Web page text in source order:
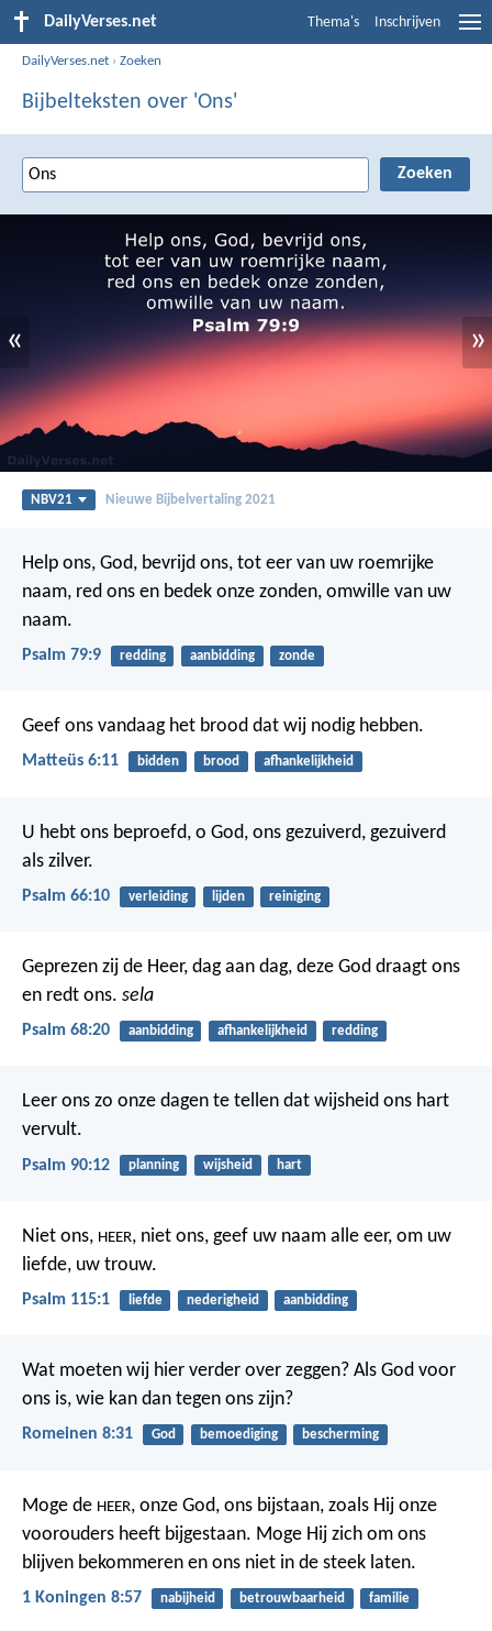
DailyVerses.net Thema's Inschrijven
DailyVerses.net ›Zoeken
Bijbelteksten over 'Ons'
« »
NBV21 Nieuwe Bijbelvertaling 2021
Help ons, God, bevrijd ons, tot eer van uw roemrijke
naam, red ons en bedek onze zonden, omwille van uw
naam.
Psalm 79:9 redding aanbidding zonde
Geef ons vandaag het brood dat wij nodig hebben.
Matteüs 6:11 bidden brood afhankelijkheid
U hebt ons beproefd, o God, ons gezuiverd, gezuiverd
als zilver.
Psalm 66:10 verleiding lijden reiniging
Geprezen zij de Heer, dag aan dag, deze God draagt ons
en redt ons. sela
Psalm 68:20 aanbidding afhankelijkheid redding
Leer ons zo onze dagen te tellen dat wijsheid ons hart
vervult.
Psalm 90:12 planning wijsheid hart
Niet ons, HEER, niet ons, geef uw naam alle eer, om uw
liefde, uw trouw.
Psalm 115:1 liefde nederigheid aanbidding
Wat moeten wij hier verder over zeggen? Als God voor
ons is, wie kan dan tegen ons zijn?
Romeinen 8:31 God bemoediging bescherming
Moge de HEER, onze God, ons bijstaan, zoals Hij onze
voorouders heeft bijgestaan. Moge Hij zich om ons
blijven bekommeren en ons niet in de steek laten.
1 Koningen 8:57 nabijheid betrouwbaarheid familie